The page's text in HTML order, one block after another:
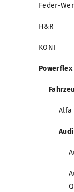
Feder-
H&R
KONI
Powerflex
Alfa
Audi